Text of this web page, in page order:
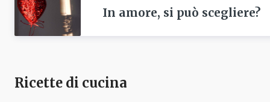
In amore, si può scegliere?
Ricette di cucina